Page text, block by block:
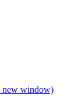
new window)